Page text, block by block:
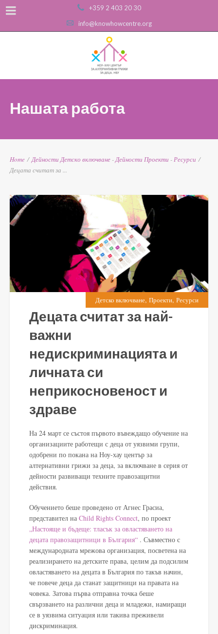
+359 2 403 20 30
info@knowhowcentre.org
Нашата работа
Home / Дейности Детско включване - Дейности Проекти - Ресурси /
Децата считат за ...
Детско включване, Проекти, Ресурси
Децата считат за най-
важни
недискриминацията и
личната си
неприкосновеност и
здраве
На 24 март се състоя първото въвеждащо обучение на
организациите работещи с деца от уязвими групи,
одобрени по покана на Ноу-хау център за
алтернативни грижи за деца, за включване в серия от
дейности развиващи техните правозащитни
действия.
Обучението беше проведено от Агнес Грасиа,
представител на Child Rights Connect, по проект
„Настояще и бъдеще: тласък за овластяването на
децата правозащитници в България“ . Съвместно с
международната мрежова организация, посветена на
реализирането на детските права, целим да подсилим
овластяването на децата в България по такъв начин,
че повече деца да станат защитници на правата на
човека. Затова първа отправна точка беше
свързването на различни деца и младежи, намиращи
се в уязвима ситуация или такива преживели
дискриминация.